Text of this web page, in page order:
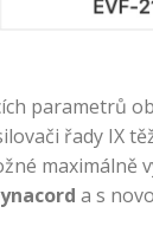
parametrů
řady IX
a s